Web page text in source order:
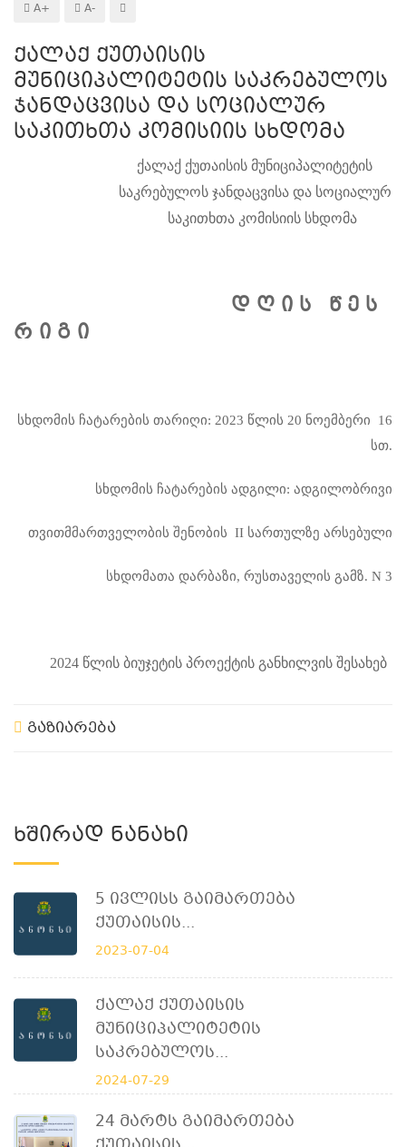
A+ A-
ქალაქ ქუთაისის
მუნიციპალიტეტის საკრებულოს
ჯანდაცვისა და სოციალურ
საკითხთა კომისიის სხდომა
ქალაქ ქუთაისის მუნიციპალიტეტის
საკრებულოს ჯანდაცვისა და სოციალურ
საკითხთა კომისიის სხდომა
დ ღ ი ს წ ე ს
რ ი გ ი
სხდომის ჩატარების თარიღი: 2023 წლის 20 ნოემბერი 16
სთ.
სხდომის ჩატარების ადგილი: ადგილობრივი
თვითმმართველობის შენობის II სართულზე არსებული
სხდომათა დარბაზი, რუსთაველის გამზ. N 3
2024 წლის ბიუჯეტის პროექტის განხილვის შესახებ
გაზიარება
Ხშირად Ნანახი
5 Ივლისს Გაიმართება
Ქუთაისის...
2023-07-04
Ქალაქ Ქუთაისის
Მუნიციპალიტეტის
Საკრებულოს...
2024-07-29
24 Მარტს Გაიმართება